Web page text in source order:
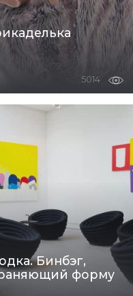
5014
Бинбэг,
форму